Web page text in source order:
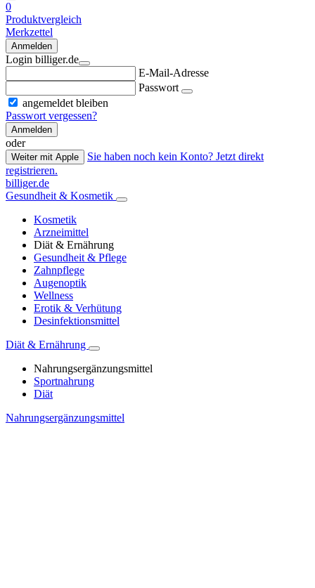
0
Produktvergleich
Merkzettel
Anmelden
Login billiger.de
E-Mail-Adresse
Passwort
angemeldet bleiben
Passwort vergessen?
Anmelden
oder
Weiter mit Apple
Sie haben noch kein Konto? Jetzt direkt
registrieren.
billiger.de
Gesundheit & Kosmetik
Kosmetik
Arzneimittel
Diät & Ernährung
Gesundheit & Pflege
Zahnpflege
Augenoptik
Wellness
Erotik & Verhütung
Desinfektionsmittel
Diät & Ernährung
Nahrungsergänzungsmittel
Sportnahrung
Diät
Nahrungsergänzungsmittel